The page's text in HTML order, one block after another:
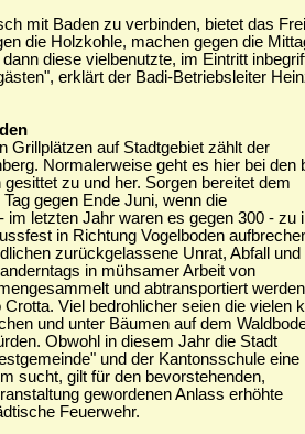
mit Baden zu verbinden, bietet das
die Holzkohle, machen gegen die
diese vielbenutzte, im Eintritt
erklärt der Badi-Betriebsleiter
Grillplätzen auf Stadtgebiet zählt der
Normalerweise geht es hier bei den
zu und her. Sorgen bereitet dem
gegen Ende Juni, wenn die
im letzten Jahr waren es gegen 300 - zu
in Richtung Vogelboden
zurückgelassene Unrat, Abfall und
in mühsamer Arbeit von
und abtransportiert werden
Viel bedrohlicher seien die vielen
und unter Bäumen auf dem
Obwohl in diesem Jahr die Stadt
und der Kantonsschule eine
sucht, gilt für den bevorstehenden,
gewordenen Anlass erhöhte
Feuerwehr.